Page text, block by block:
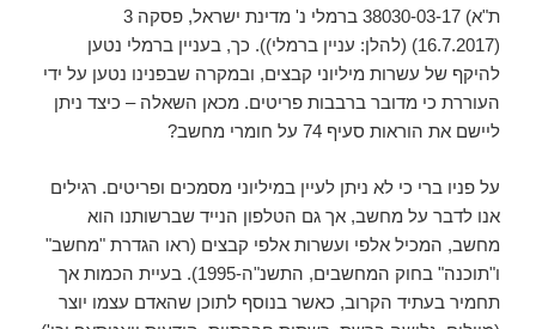
ת"א) 38030-03-17 ברמלי נ' מדינת ישראל, פסקה 3
(16.7.2017) (להלן: עניין ברמלי)). כך, בעניין ברמלי נטען
להיקף של עשרות מיליוני קבצים, ובמקרה שבפנינו נטען על ידי
העוררת כי מדובר ברבבות פריטים. מכאן השאלה – כיצד ניתן
ליישם את הוראות סעיף 74 על חומרי מחשב?
על פניו ברי כי לא ניתן לעיין במיליוני מסמכים ופריטים. רגילים
אנו לדבר על מחשב, אך גם הטלפון הנייד שברשותנו הוא
מחשב, המכיל אלפי ועשרות אלפי קבצים (ראו הגדרת "מחשב"
ו"תוכנה" בחוק המחשבים, התשנ"ה-1995). בעיית הכמות אך
תחמיר בעתיד הקרוב, כאשר בנוסף לתוכן שהאדם עצמו יוצר